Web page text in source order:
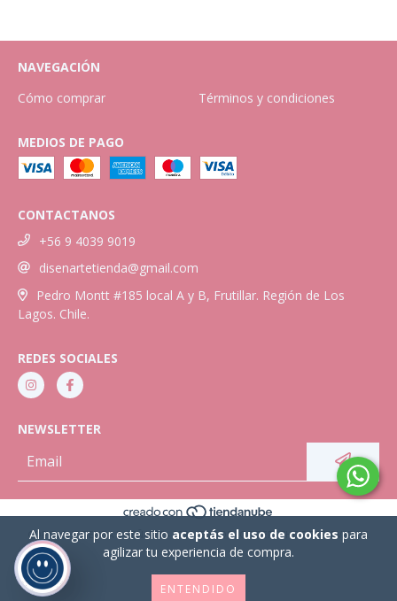
Al navegar por este sitio aceptás el uso de cookies para
agilizar tu experiencia de compra.
ENTENDIDO
NAVEGACIÓN
Cómo comprar
Términos y condiciones
MEDIOS DE PAGO
CONTACTANOS
+56 9 4039 9019
disenartetienda@gmail.com
Pedro Montt #185 local A y B, Frutillar. Región de Los
Lagos. Chile.
REDES SOCIALES
NEWSLETTER
COPYRIGHT TIENDA DISEÑARTE - 2026. TODOS LOS DERECHOS RESERVADOS.
Cargando...